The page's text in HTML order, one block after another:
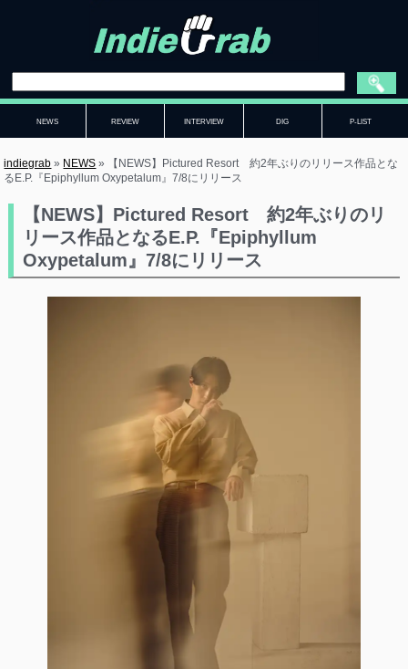
NEWS REVIEW INTERVIEW DIG P-LIST
indiegrab » NEWS »
【NEWS】Pictured Resort 約2年ぶりのリリース作品とな
るE.P.『Epiphyllum Oxypetalum』7/8にリリース
【NEWS】Pictured Resort 約2年ぶりのリ
リース作品となるE.P.『Epiphyllum
Oxypetalum』7/8にリリース